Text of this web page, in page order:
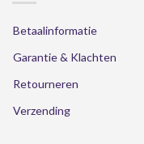
Betaalinformatie
Garantie & Klachten
Retourneren
Verzending